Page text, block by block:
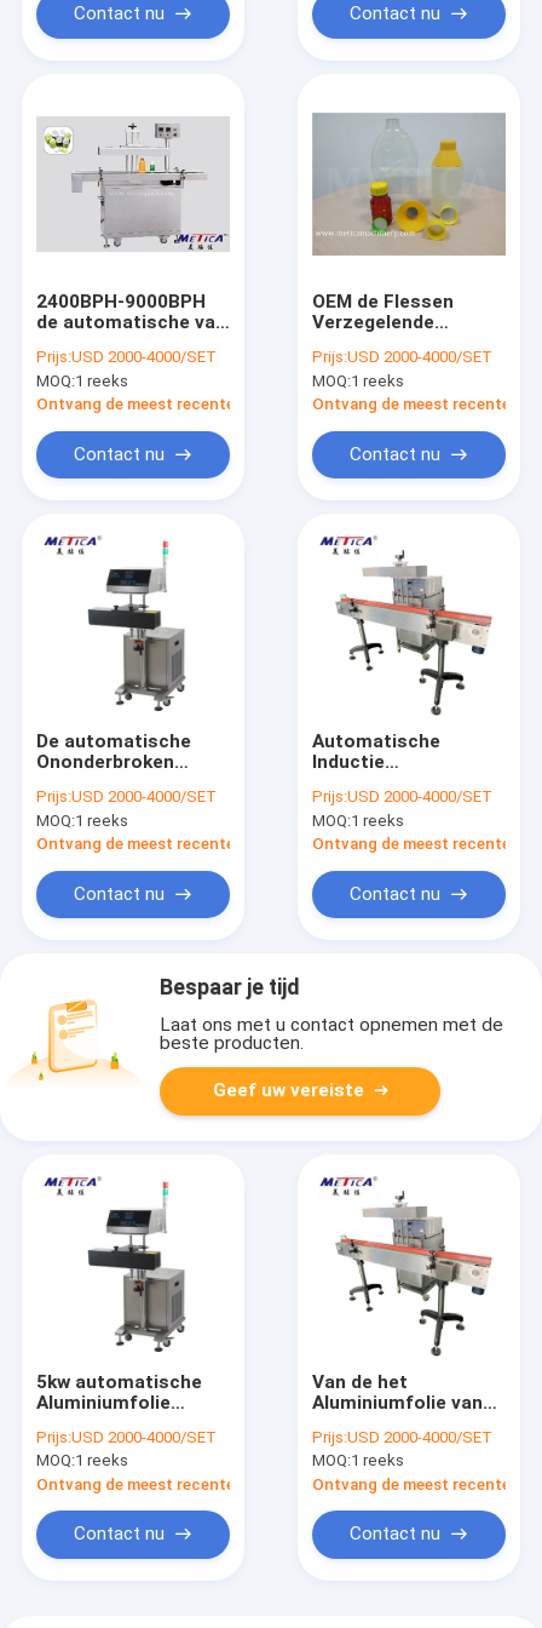
9000BPH
Contact nu Contact nu
2400BPH-9000BPH
de automatische van
van de Flessen
Verzegelende
Machine
Machine
Prijs:USD 2000-4000/SET
MOQ:1 reeks
Ontvang de meest recente Prijs
Contact nu
OEM de Flessen
Verzegelende
de Aluminiumfolie
Verzegelende
Diameter
Prijs:USD 2000-4000/SET
MOQ:1 reeks
Ontvang de meest recente
Contact nu
De automatische
Ononderbroken
Machine van de
Inductiealuminiumfolie
voor Flessen en
Prijs:USD 2000-4000/SET
MOQ:1 reeks
Ontvang de meest recente Prijs
Contact nu
Automatische
Inductie
Machine voor
Aluminiumfolie
3000BPH
Prijs:USD 2000-4000/SET
MOQ:1 reeks
Ontvang de meest recente
Contact nu
Bespaar je tijd
Laat ons met u contact opnemen met de
beste producten.
Geef uw vereiste
5kw automatische
Aluminiumfolie
Machine voor
Flessen mtas-200
Prijs:USD 2000-4000/SET
MOQ:1 reeks
Ontvang de meest recente Prijs
Contact nu
Van de het
Aluminiumfolie van
van de de
Inductieverzegelaar
Machine 2400BPH-
9000BPH
Prijs:USD 2000-4000/SET
MOQ:1 reeks
Ontvang de meest recente
Contact nu